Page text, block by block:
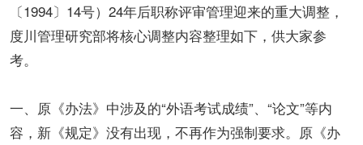
〔1994〕14号）24年后职称评审管理迎来的重大调整，
度川管理研究部将核心调整内容整理如下，供大家参
考。
一、原《办法》中涉及的“外语考试成绩”、“论文”等内
容，新《规定》没有出现，不再作为强制要求。原《办